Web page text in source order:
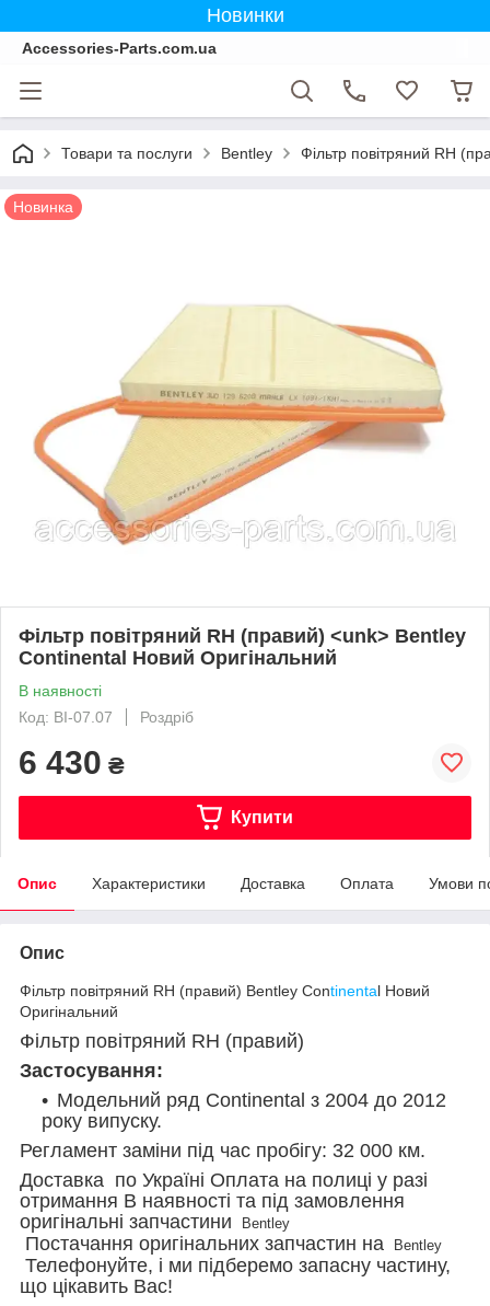
Новинки
Accessories-Parts.com.ua
Товари та послуги Bentley Фільтр повітряний RH
Новинка
Фільтр повітряний RH (правий) <unk> Bentley
Continental Новий Оригінальний
В наявності
Код: BI-07.07
Роздріб
6 430 ₴
Купити
Опис Характеристики Доставка Оплата Умови
Опис
Фільтр повітряний RH (правий) Bentley Continental Новий
Оригінальний
Фільтр повітряний RH (правий)
Застосування:
Модельний ряд Continental з 2004 до 2012
року випуску.
Регламент заміни під час пробігу: 32 000 км.
Доставка по Україні Оплата на полиці у разі
отримання В наявності та під замовлення
оригінальні запчастини
Bentley
Постачання оригінальних запчастин на Bentley
Телефонуйте, і ми підберемо запасну частину,
що цікавить Вас!